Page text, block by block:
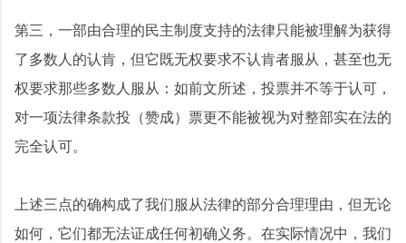
第三，一部由合理的民主制度支持的法律只能被理解为获得
了多数人的认肯，但它既无权要求不认肯者服从，甚至也无
权要求那些多数人服从：如前文所述，投票并不等于认可，
对一项法律条款投（赞成）票更不能被视为对整部实在法的
完全认可。
上述三点的确构成了我们服从法律的部分合理理由，但无论
如何，它们都无法证成任何初确义务。在实际情况中，我们